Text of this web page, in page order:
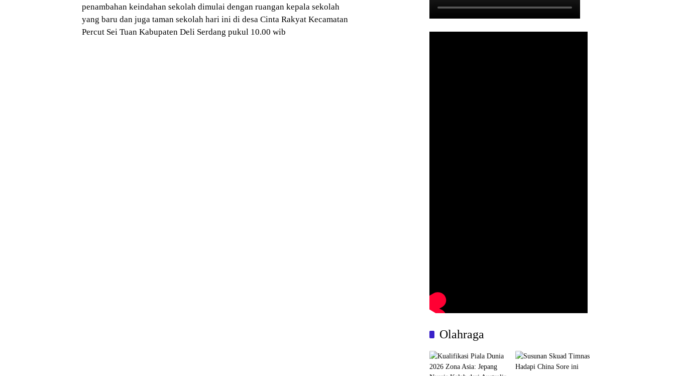
penambahan keindahan sekolah dimulai dengan ruangan kepala sekolah
yang baru dan juga taman sekolah hari ini di desa Cinta Rakyat Kecamatan
Percut Sei Tuan Kabupaten Deli Serdang pukul 10.00 wib
Olahraga